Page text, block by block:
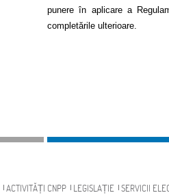
punere în aplicare a
completările ulterioare.
ACTIVITĂȚI CNPP LEGISLAȚIE SERVICII